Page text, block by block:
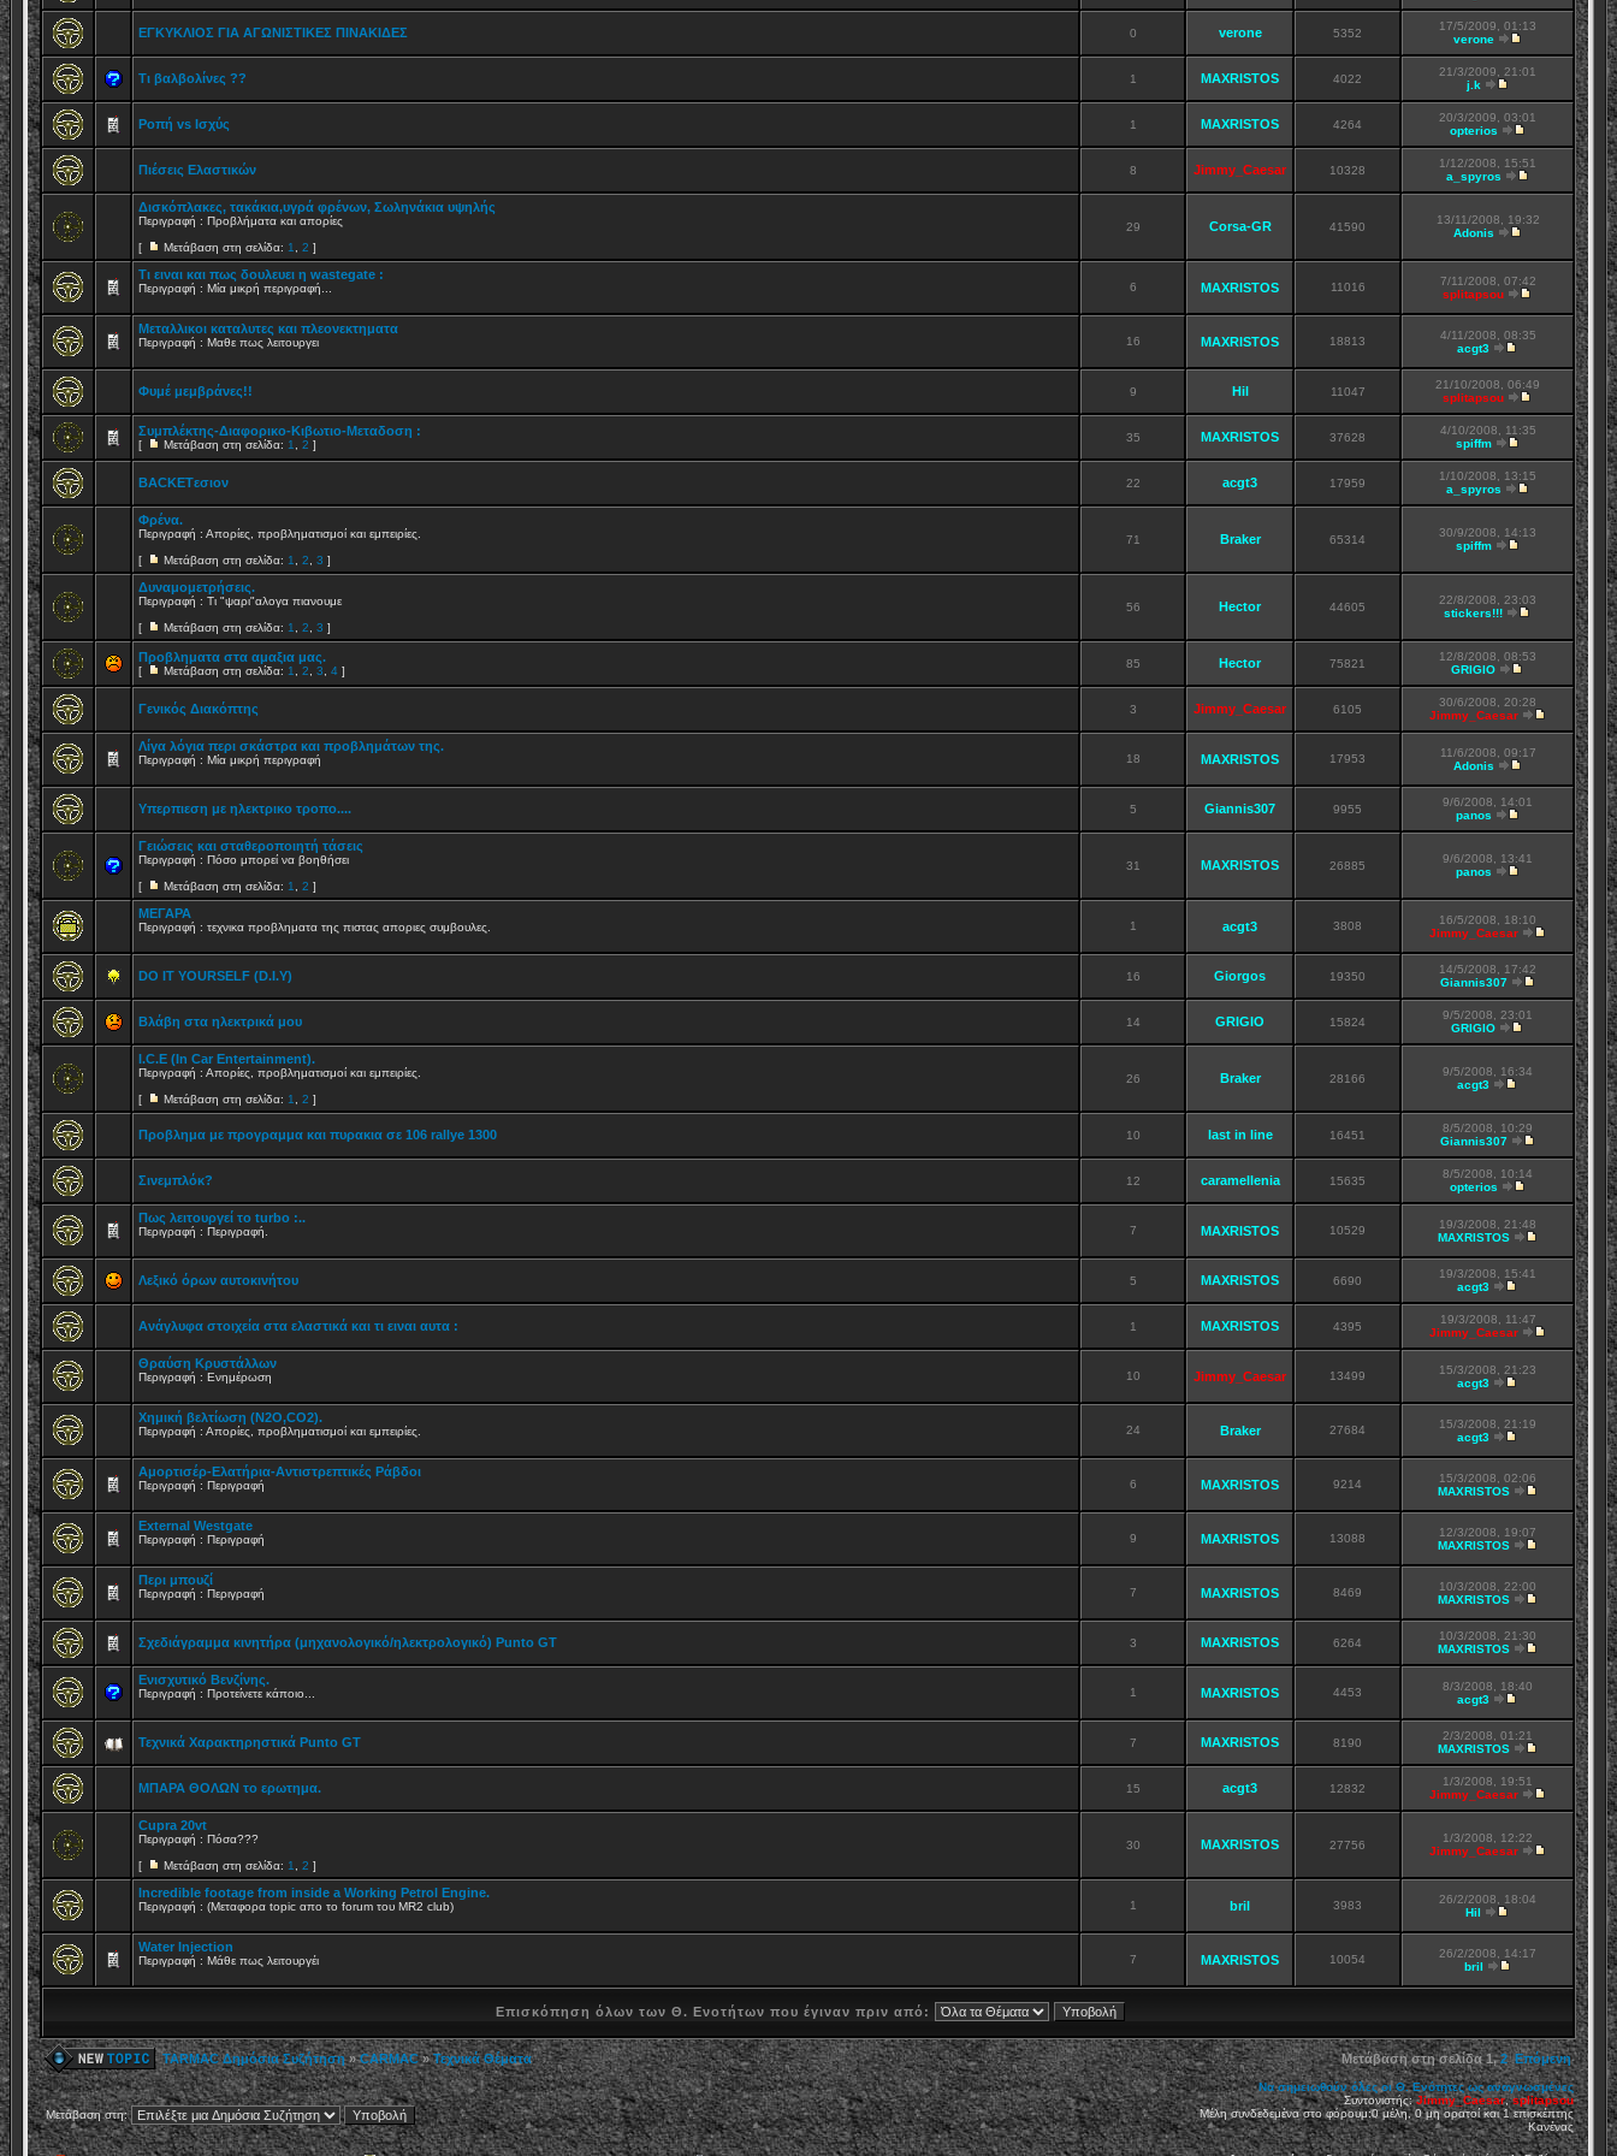
ΕΓΚΥΚΛΙΟΣ ΓΙΑ ΑΓΩΝΙΣΤΙΚΕΣ ΠΙΝΑΚΙΔΕΣ 0 verone 5352
17/5/2009, 01:13
verone
Τι βαλβολίνες ?? 1 MAXRISTOS 4022
21/3/2009, 21:01
j.k
Ροπή vs Ισχύς 1 MAXRISTOS 4264
20/3/2009, 03:01
opterios
Πιέσεις Ελαστικών 8 Jimmy_Caesar 10328
1/12/2008, 15:51
a_spyros
Δισκόπλακες, τακάκια,υγρά φρένων, Σωληνάκια υψηλής
Περιγραφή : Προβλήματα και απορίες
[
Μετάβαση στη σελίδα: 1 2 ]
29 Corsa-GR 41590
13/11/2008, 19:32
Adonis
Τι ειναι και πως δουλευει η wastegate :
Περιγραφή : Μία μικρή περιγραφή... 6 MAXRISTOS 11016
7/11/2008, 07:42
splitapsou
Μεταλλικοι καταλυτες και πλεονεκτηματα
Περιγραφή : Μαθε πως λειτουργει 16 MAXRISTOS 18813
4/11/2008, 08:35
acgt3
Φυμέ μεμβράνες!! 9 Hil 11047
21/10/2008, 06:49
splitapsou
Συμπλέκτης-Διαφορικο-Κιβωτιο-Μεταδοση :
[ Μετάβαση στη σελίδα: 1 2 ]
35 MAXRISTOS 37628
4/10/2008, 11:35
spiffm
BACKETεσιον 22 acgt3 17959
1/10/2008, 13:15
a_spyros
Φρένα.
Περιγραφή : Απορίες, προβληματισμοί και εμπειρίες.
[
Μετάβαση στη σελίδα: 1 2 3 ]
71 Braker 65314
30/9/2008, 14:13
spiffm
Δυναμομετρήσεις.
Περιγραφή : Τι "ψαρι"αλογα πιανουμε
[
Μετάβαση στη σελίδα: 1 2 3 ]
56 Hector 44605
22/8/2008, 23:03
stickers!!!
Προβληματα στα αμαξια μας.
[ Μετάβαση στη σελίδα: 1 2 3 4 ]
85 Hector 75821
12/8/2008, 08:53
GRIGIO
Γενικός Διακόπτης 3 Jimmy_Caesar 6105
30/6/2008, 20:28
Jimmy_Caesar
Λίγα λόγια περι σκάστρα και προβλημάτων της.
Περιγραφή : Μία μικρή περιγραφή 18 MAXRISTOS 17953
11/6/2008, 09:17
Adonis
Υπερπιεση με ηλεκτρικο τροπο.... 5 Giannis307 9955
9/6/2008, 14:01
panos
Γειώσεις και σταθεροποιητή τάσεις
Περιγραφή : Πόσο μπορεί να βοηθήσει
[
Μετάβαση στη σελίδα: 1 2 ]
31 MAXRISTOS 26885
9/6/2008, 13:41
panos
ΜΕΓΑΡΑ
Περιγραφή : τεχνικα προβληματα της πιστας αποριες συμβουλες. 1 acgt3 3808
16/5/2008, 18:10
Jimmy_Caesar
DO IT YOURSELF (D.I.Y) 16 Giorgos 19350
14/5/2008, 17:42
Giannis307
Bλάβη στα ηλεκτρικά μου 14 GRIGIO 15824
9/5/2008, 23:01
GRIGIO
I.C.E (In Car Entertainment).
Περιγραφή : Απορίες, προβληματισμοί και εμπειρίες.
[
Μετάβαση στη σελίδα: 1 2 ]
26 Braker 28166
9/5/2008, 16:34
acgt3
Προβλημα με προγραμμα και πυρακια σε 106 rallye 1300 10 last in line 16451
8/5/2008, 10:29
Giannis307
Σινεμπλόκ? 12 caramellenia 15635
8/5/2008, 10:14
opterios
Πως λειτουργεί το turbo :..
Περιγραφή : Περιγραφή. 7 MAXRISTOS 10529
19/3/2008, 21:48
MAXRISTOS
Λεξικό όρων αυτοκινήτου 5 MAXRISTOS 6690
19/3/2008, 15:41
acgt3
Ανάγλυφα στοιχεία στα ελαστικά και τι ειναι αυτα : 1 MAXRISTOS 4395
19/3/2008, 11:47
Jimmy_Caesar
Θραύση Κρυστάλλων
Περιγραφή : Ενημέρωση 10 Jimmy_Caesar 13499
15/3/2008, 21:23
acgt3
Χημική βελτίωση (N2O,CO2).
Περιγραφή : Απορίες, προβληματισμοί και εμπειρίες. 24 Braker 27684
15/3/2008, 21:19
acgt3
Αμορτισέρ-Ελατήρια-Αντιστρεπτικές Ράβδοι
Περιγραφή : Περιγραφή 6 MAXRISTOS 9214
15/3/2008, 02:06
MAXRISTOS
External Westgate
Περιγραφή : Περιγραφή 9 MAXRISTOS 13088
12/3/2008, 19:07
MAXRISTOS
Περι μπουζί
Περιγραφή : Περιγραφή 7 MAXRISTOS 8469
10/3/2008, 22:00
MAXRISTOS
Σχεδιάγραμμα κινητήρα (μηχανολογικό/ηλεκτρολoγικό) Punto GT 3 MAXRISTOS 6264
10/3/2008, 21:30
MAXRISTOS
Ενισχυτικό Βενζίνης.
Περιγραφή : Προτείνετε κάποιο... 1 MAXRISTOS 4453
8/3/2008, 18:40
acgt3
Τεχνικά Χαρακτηρηστικά Punto GT 7 MAXRISTOS 8190
2/3/2008, 01:21
MAXRISTOS
ΜΠΑΡΑ ΘΟΛΩΝ το ερωτημα. 15 acgt3 12832
1/3/2008, 19:51
Jimmy_Caesar
Cupra 20vt
Περιγραφή : Πόσα???
[
Μετάβαση στη σελίδα: 1 2 ]
30 MAXRISTOS 27756
1/3/2008, 12:22
Jimmy_Caesar
Incredible footage from inside a Working Petrol Engine.
Περιγραφή : (Μεταφορα topic απο το forum του MR2 club) 1 bril 3983
26/2/2008, 18:04
Hil
Water Injection
Περιγραφή : Μάθε πως λειτουργέι 7 MAXRISTOS 10054
26/2/2008, 14:17
bril
Επισκόπηση όλων των Θ. Ενοτήτων που έγιναν πριν από:
TARMAC Δημόσια Συζήτηση»CARMAC»Τεχνικά Θέματα Μετάβαση στη σελίδα1,2 Επόμενη
Μετάβαση στη:
Να σημειωθούν όλες οι Θ. Ενότητες ως αναγνωσμένες
Συντονιστής:Jimmy_Caesar,splitapsou
Μέλη συνδεδεμένα στο φόρουμ:0 μέλη, 0 μη ορατοί και 1 επισκέπτης
Κανένας